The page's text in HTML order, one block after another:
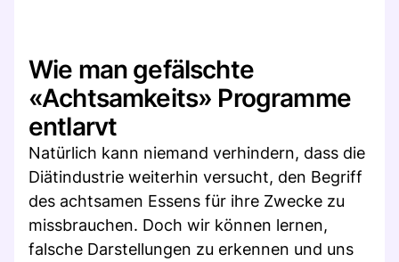
Wie man gefälschte
«Achtsamkeits» Programme
entlarvt
Natürlich kann niemand verhindern, dass die
Diätindustrie weiterhin versucht, den Begriff
des achtsamen Essens für ihre Zwecke zu
missbrauchen. Doch wir können lernen,
falsche Darstellungen zu erkennen und uns